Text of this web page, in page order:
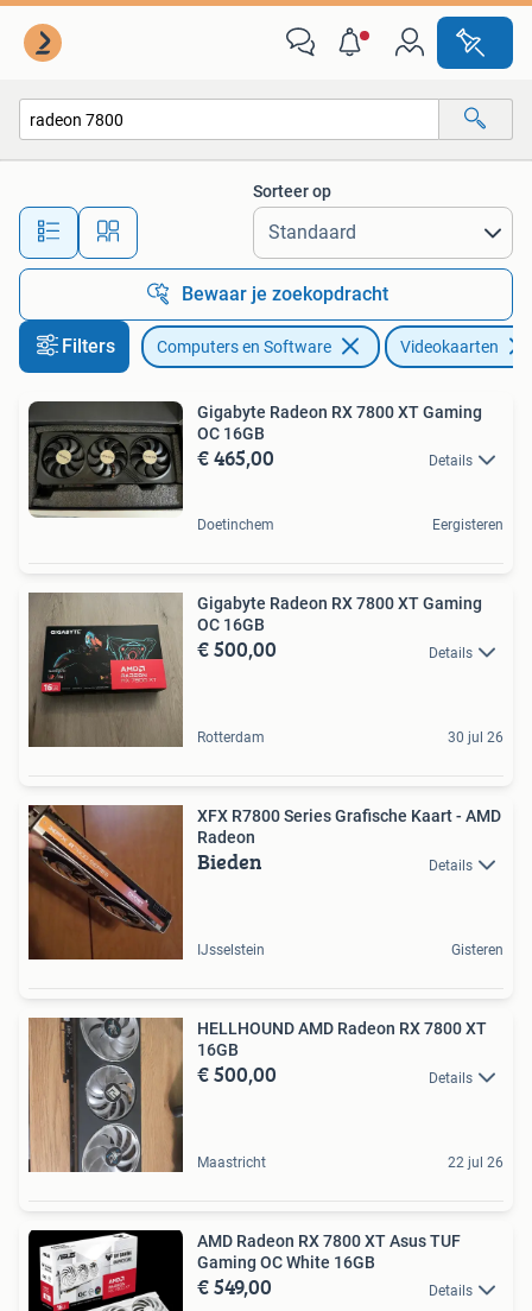
Alle afstanden…
Sorteer op
Bewaar je zoekopdracht
Filters Computers en Software Videokaarten
Gigabyte Radeon RX 7800 XT Gaming
OC 16GB
€ 465,00 Details
Doetinchem Eergisteren
Gigabyte Radeon RX 7800 XT Gaming
OC 16GB
€ 500,00 Details
Rotterdam 30 jul 26
XFX R7800 Series Grafische Kaart - AMD
Radeon
Bieden Details
IJsselstein Gisteren
HELLHOUND AMD Radeon RX 7800 XT
16GB
€ 500,00 Details
Maastricht 22 jul 26
AMD Radeon RX 7800 XT Asus TUF
Gaming OC White 16GB
€ 549,00 Details